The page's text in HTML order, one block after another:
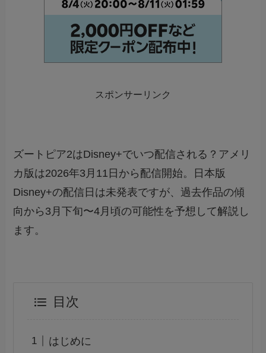
スポンサーリンク
ズートピア2はDisney+でいつ配信される？アメリ
カ版は2026年3月11日から配信開始。日本版
Disney+の配信日は未発表ですが、過去作品の傾
向から3月下旬〜4月頃の可能性を予想して解説し
ます。
目次
はじめに